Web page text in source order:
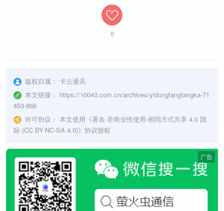
0
版权归属： 卡云通讯
本文链接： https://10043.com.cn/archives/yidongfangtangka-71
453-866
许可协议： 本文使用《署名-非商业性使用-相同方式共享 4.0 国
际 (CC BY-NC-SA 4.0)》协议授权
广告